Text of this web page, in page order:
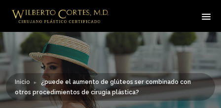
Leyendo: ¿puede el aumento de
glúteos ser combinado con
cirugía plástica?
Inicio ►
¿puede el aumento de glúteos ser combinado con
otros procedimientos de cirugía plástica?